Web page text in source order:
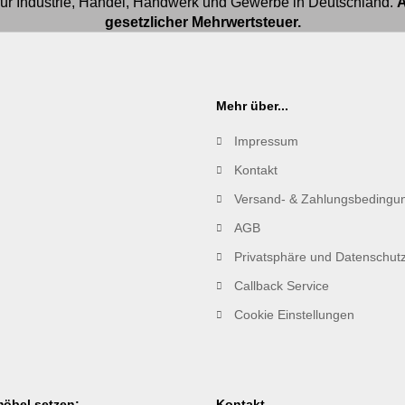
gesetzlicher Mehrwertsteuer.
Mehr über...
Impressum
Kontakt
Versand- &
AGB
Privatsphäre und Datenschutz
Callback Service
Cookie Einstellungen